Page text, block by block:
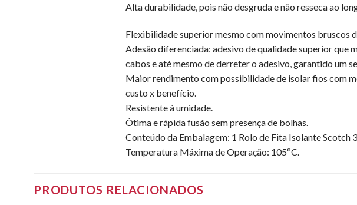
Alta durabilidade, pois não desgruda e não resseca ao
Flexibilidade superior mesmo com movimentos bruscos
Adesão diferenciada: adesivo de qualidade superior que
cabos e até mesmo de derreter o adesivo, garantido um
Maior rendimento com possibilidade de isolar fios com
custo x benefício.
Resistente à umidade.
Ótima e rápida fusão sem presença de bolhas.
Conteúdo da Embalagem: 1 Rolo de Fita Isolante Scotch
Temperatura Máxima de Operação: 105ºC.
PRODUTOS RELACIONADOS